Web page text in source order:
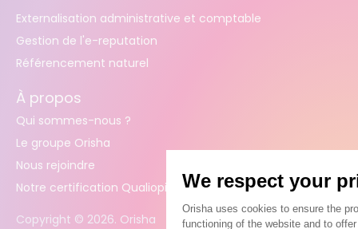
Externalisation administrative et comptable
Gestion de l'e-reputation
Référencement naturel
À propos
Qui sommes-nous ?
Le groupe Orisha
Nous rejoindre
Notre certification Qualiopi
Copyright © 2026. Orisha